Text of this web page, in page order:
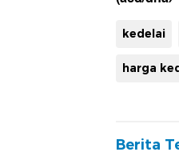
kedelai
harga
Berita